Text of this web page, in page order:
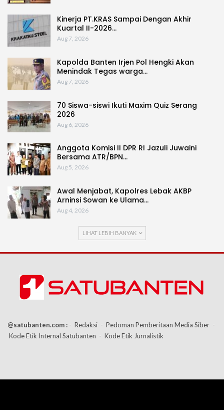
Kinerja PT.KRAS Sampai Dengan Akhir
Kuartal II-2026…
Aug 7, 2026
Kapolda Banten Irjen Pol Hengki Akan
Menindak Tegas warga…
Aug 7, 2026
70 Siswa-siswi Ikuti Maxim Quiz Serang
2026
Aug 6, 2026
Anggota Komisi II DPR RI Jazuli Juwaini
Bersama ATR/BPN…
Aug 5, 2026
Awal Menjabat, Kapolres Lebak AKBP
Arninsi Sowan ke Ulama…
Aug 4, 2026
LIHAT LEBIH BANYAK
@satubanten.com : - Redaksi - Pedoman Pemberitaan Media Siber -
Kode Etik Internal Satubanten - Kode Etik Jurnalistik